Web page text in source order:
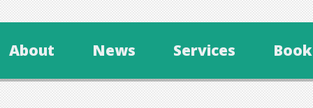
About News Services